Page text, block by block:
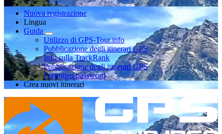
Nuova registrazione
Lingua
Guida
Utilizzo di GPS-Tour.info
Pubblicazione degli itinerari GPS
Info sulla TrackRank
Pubblicazione degli itinerari GPS
Forgotten password
Crea nuovi itinerari